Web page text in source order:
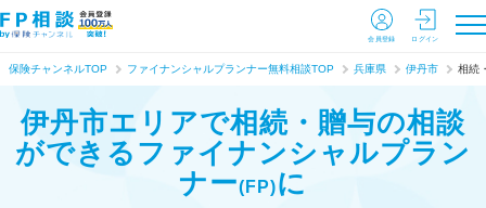
会員登録 ログイン
保険チャンネルTOP ファイナンシャルプランナー無料相談TOP 兵庫県 伊丹市 相続
伊丹市エリアで相続・贈与の相談
ができる ファイナンシャルプラン
ナー(FP)に